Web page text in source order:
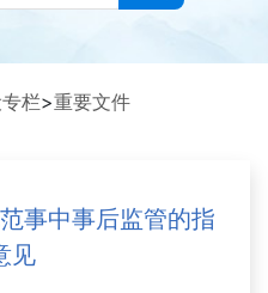
栏>重要文件
事中事后监管的指
见